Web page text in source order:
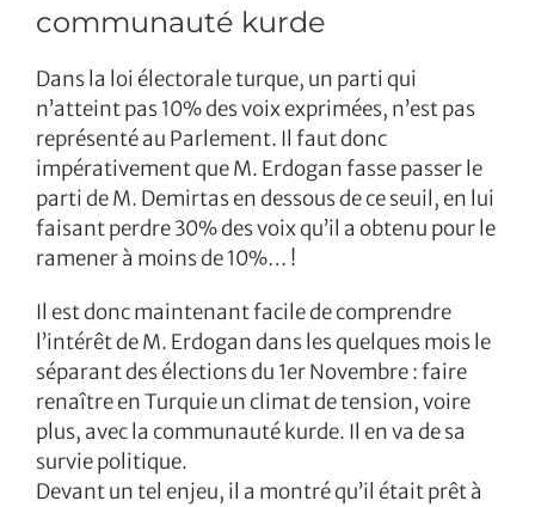
communauté kurde
Dans la loi électorale turque, un parti qui
n’atteint pas 10% des voix exprimées, n’est pas
représenté au Parlement. Il faut donc
impérativement que M. Erdogan fasse passer le
parti de M. Demirtas en dessous de ce seuil, en lui
faisant perdre 30% des voix qu’il a obtenu pour le
ramener à moins de 10%… !
Il est donc maintenant facile de comprendre
l’intérêt de M. Erdogan dans les quelques mois le
séparant des élections du 1er Novembre : faire
renaître en Turquie un climat de tension, voire
plus, avec la communauté kurde. Il en va de sa
survie politique.
Devant un tel enjeu, il a montré qu’il était prêt à